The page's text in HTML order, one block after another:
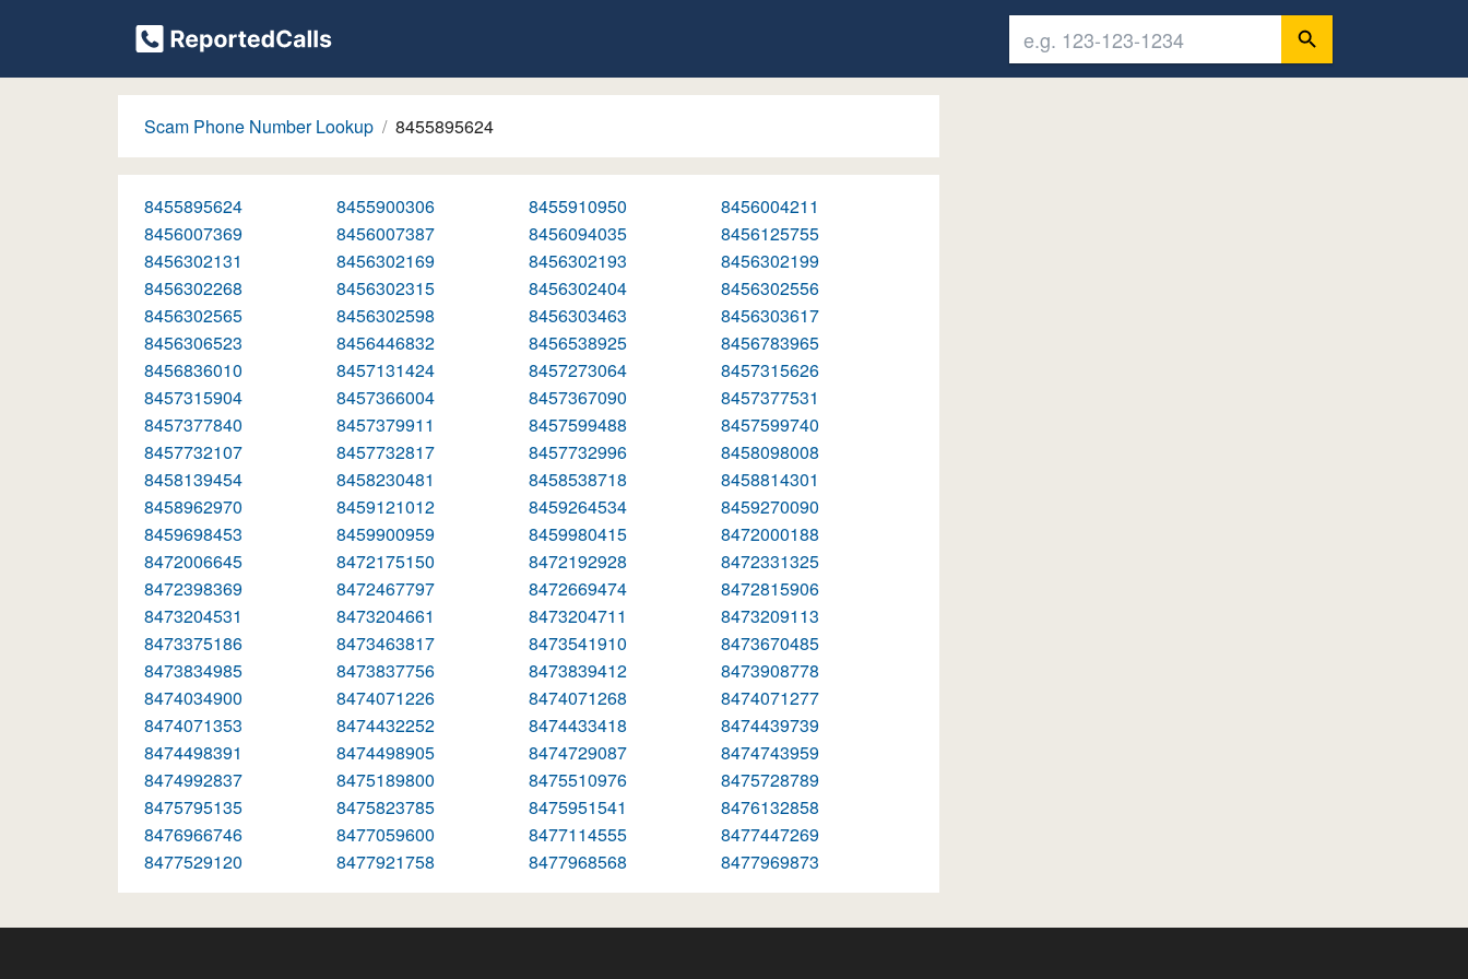
Scam Phone Number Lookup 8455895624
8455895624 8455900306 8455910950
8456004211
8456007369
8456007387 8456094035
8456125755
8456302131
8456302169 8456302193
8456302199
8456302268
8456302315 8456302404
8456302556
8456302565
8456302598 8456303463
8456303617
8456306523
8456446832 8456538925
8456783965
8456836010
8457131424 8457273064
8457315626
8457315904
8457366004 8457367090
8457377531
8457377840
8457379911 8457599488
8457599740
8457732107
8457732817 8457732996
8458098008
8458139454
8458230481 8458538718
8458814301
8458962970
8459121012 8459264534
8459270090
8459698453
8459900959 8459980415
8472000188
8472006645
8472175150 8472192928
8472331325
8472398369
8472467797 8472669474
8472815906
8473204531
8473204661 8473204711
8473209113
8473375186
8473463817 8473541910
8473670485
8473834985
8473837756 8473839412
8473908778
8474034900
8474071226 8474071268
8474071277
8474071353
8474432252 8474433418
8474439739
8474498391
8474498905 8474729087
8474743959
8474992837
8475189800 8475510976
8475728789
8475795135
8475823785 8475951541
8476132858
8476966746
8477059600 8477114555
8477447269
8477529120
8477921758 8477968568 8477969873